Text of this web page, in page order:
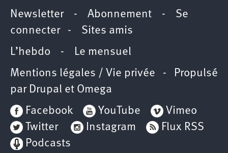
Newsletter- Abonnement - Se
connecter- Sites amis
L’hebdo - Le mensuel
Mentions légales / Vie privée - Propulsé
par Drupal et Omega
Facebook
YouTube
Vimeo
Twitter
Instagram
Flux RSS
Podcasts